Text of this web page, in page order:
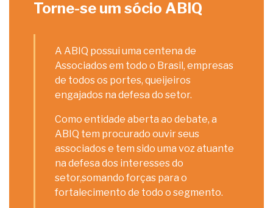
Torne-se um sócio ABIQ
A ABIQ possui uma centena de
Associados em todo o Brasil, empresas
de todos os portes, queijeiros
engajados na defesa do setor.
Como entidade aberta ao debate, a
ABIQ tem procurado ouvir seus
associados e tem sido uma voz atuante
na defesa dos interesses do
setor,somando forças para o
fortalecimento de todo o segmento.